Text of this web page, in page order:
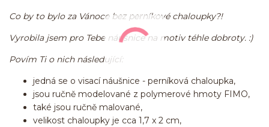
Co by to bylo za Vánoce bez perníkové chaloupky?!
Vyrobila jsem pro Tebe náušnice na motiv téhle dobroty. :)
Povím Ti o nich následující:
jedná se o visací náušnice - perníková chaloupka,
jsou ručně modelované z polymerové hmoty FIMO,
také jsou ručně malované,
velikost chaloupky je cca 1,7 x 2 cm,